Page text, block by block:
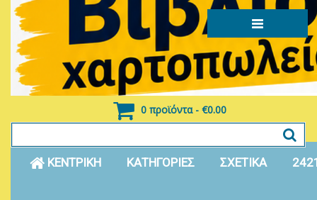
0 προϊόντα - €0.00
ΚΕΝΤΡΙΚΗ ΚΑΤΗΓΟΡΙΕΣ ΣΧΕΤΙΚΑ